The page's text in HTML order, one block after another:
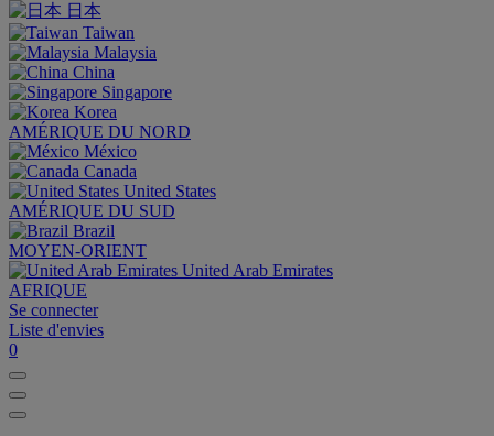
日本
Taiwan
Malaysia
China
Singapore
Korea
AMÉRIQUE DU NORD
México
Canada
United States
AMÉRIQUE DU SUD
Brazil
MOYEN-ORIENT
United Arab Emirates
AFRIQUE
Se connecter
Liste d'envies
0